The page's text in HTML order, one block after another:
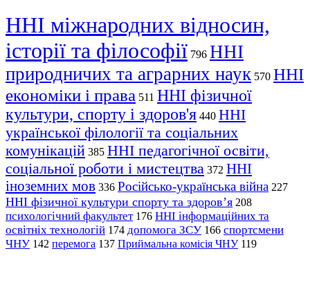
ННІ міжнародних відносин,
історії та філософії 796 ННІ
природничих та аграрних наук 570 ННІ
економіки і права 511 ННІ фізичної
культури, спорту і здоров'я 440 ННІ
української філології та соціальних
комунікацій 385 ННІ педагогічної освіти,
соціальної роботи і мистецтва 372 ННІ
іноземних мов 336 Російсько-українська війна 227
ННІ фізичної культури спорту та здоров’я 208
психологічний факультет 176 ННІ інформаційних та
освітніх технологій 174 допомога ЗСУ 166 спортсмени
ЧНУ 142 перемога 137 Приймальна комісія ЧНУ 119